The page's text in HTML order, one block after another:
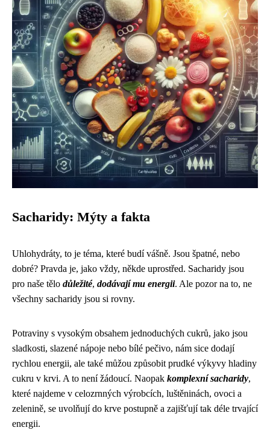
Sacharidy: Mýty a fakta
Uhlohydráty, to je téma, které budí vášně. Jsou špatné, nebo
dobré? Pravda je, jako vždy, někde uprostřed. Sacharidy jsou
pro naše tělo důležité, dodávají mu energii. Ale pozor na to, ne
všechny sacharidy jsou si rovny.
Potraviny s vysokým obsahem jednoduchých cukrů, jako jsou
sladkosti, slazené nápoje nebo bílé pečivo, nám sice dodají
rychlou energii, ale také můžou způsobit prudké výkyvy hladiny
cukru v krvi. A to není žádoucí. Naopak komplexní sacharidy,
které najdeme v celozrnných výrobcích, luštěninách, ovoci a
zelenině, se uvolňují do krve postupně a zajišťují tak déle trvající
energii.